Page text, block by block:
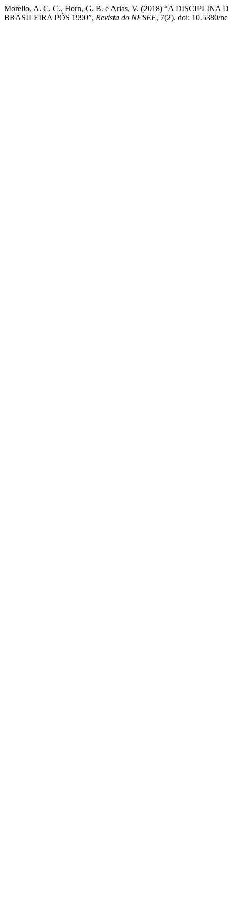
Morello, A. C. C., Horn, G. B. e Arias, V. (2018) “A
BRASILEIRA PÓS 1990”, Revista do NESEF, 7(2). doi: 10.5380/